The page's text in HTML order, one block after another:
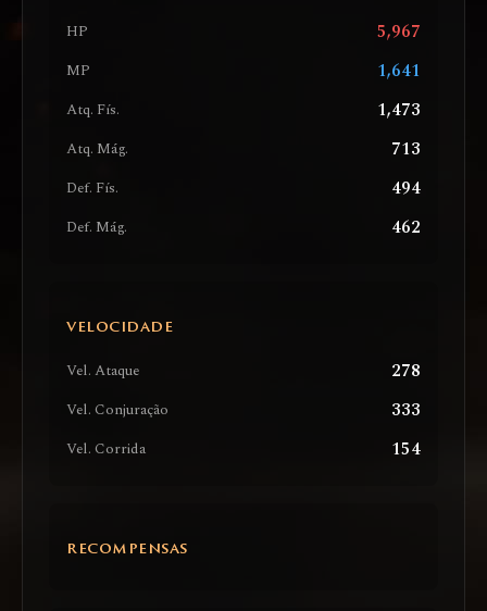
HP 5,967
MP 1,641
Atq. Fís. 1,473
Atq. Mág. 713
Def. Fís. 494
Def. Mág. 462
VELOCIDADE
Vel. Ataque 278
Vel. Conjuração 333
Vel. Corrida 154
RECOMPENSAS